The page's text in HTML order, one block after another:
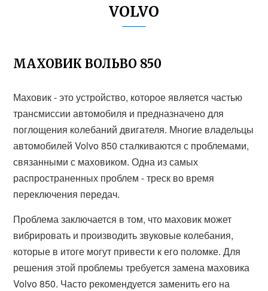
VOLVO
МАХОВИК ВОЛЬВО 850
Маховик - это устройство, которое является частью
трансмиссии автомобиля и предназначено для
поглощения колебаний двигателя. Многие владельцы
автомобилей Volvo 850 сталкиваются с проблемами,
связанными с маховиком. Одна из самых
распространенных проблем - треск во время
переключения передач.
Проблема заключается в том, что маховик может
вибрировать и производить звуковые колебания,
которые в итоге могут привести к его поломке. Для
решения этой проблемы требуется замена маховика
Volvo 850. Часто рекомендуется заменить его на